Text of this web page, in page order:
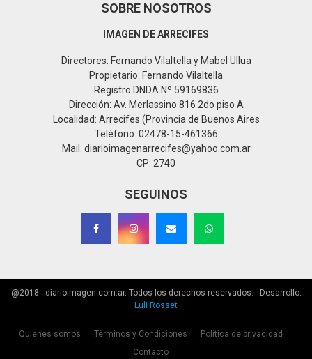
SOBRE NOSOTROS
IMAGEN DE ARRECIFES
Directores: Fernando Vilaltella y Mabel Ullua
Propietario: Fernando Vilaltella
Registro DNDA Nº 59169836
Dirección: Av. Merlassino 816 2do piso A
Localidad: Arrecifes (Provincia de Buenos Aires
Teléfono: 02478-15-461366
Mail: diarioimagenarrecifes@yahoo.com.ar
CP: 2740
SEGUINOS
@2018 - diarioimagen.com.ar. Todos los derechos reservados. - Desarrollo:
Luli Rosset
Quienes somos Términos y Condiciones
Política de privacidad
Contacto